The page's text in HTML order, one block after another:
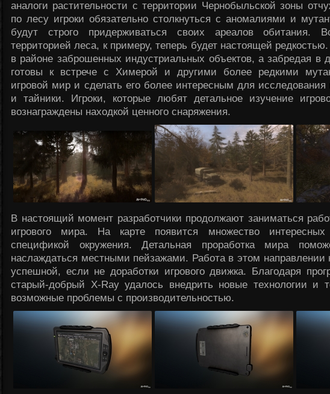
аналоги растительности с территории Чернобыльской зоны
по лесу игроки обязательно столкнуться с аномалиями и
будут строго придерживаться своих ареалов обитания.
территорией леса, к примеру, теперь будет настоящей
в районе заброшенных индустриальных объектов, а забредая в
готовы к встрече с Химерой и другими более редкими
игровой мир и сделать его более интересным для
и тайники. Игроки, которые любят детальное изучение
вознаграждены находкой ценного снаряжения.
В настоящий момент разработчики продолжают заниматься
игрового мира. На карте появится множество
спецификой окружения. Детальная проработка мира
наслаждаться местными пейзажами. Работа в этом направлении
успешной, если не доработки игрового движка. Благодаря
старый-добрый X-Ray удалось внедрить новые технологии и
возможные проблемы с производительностью.